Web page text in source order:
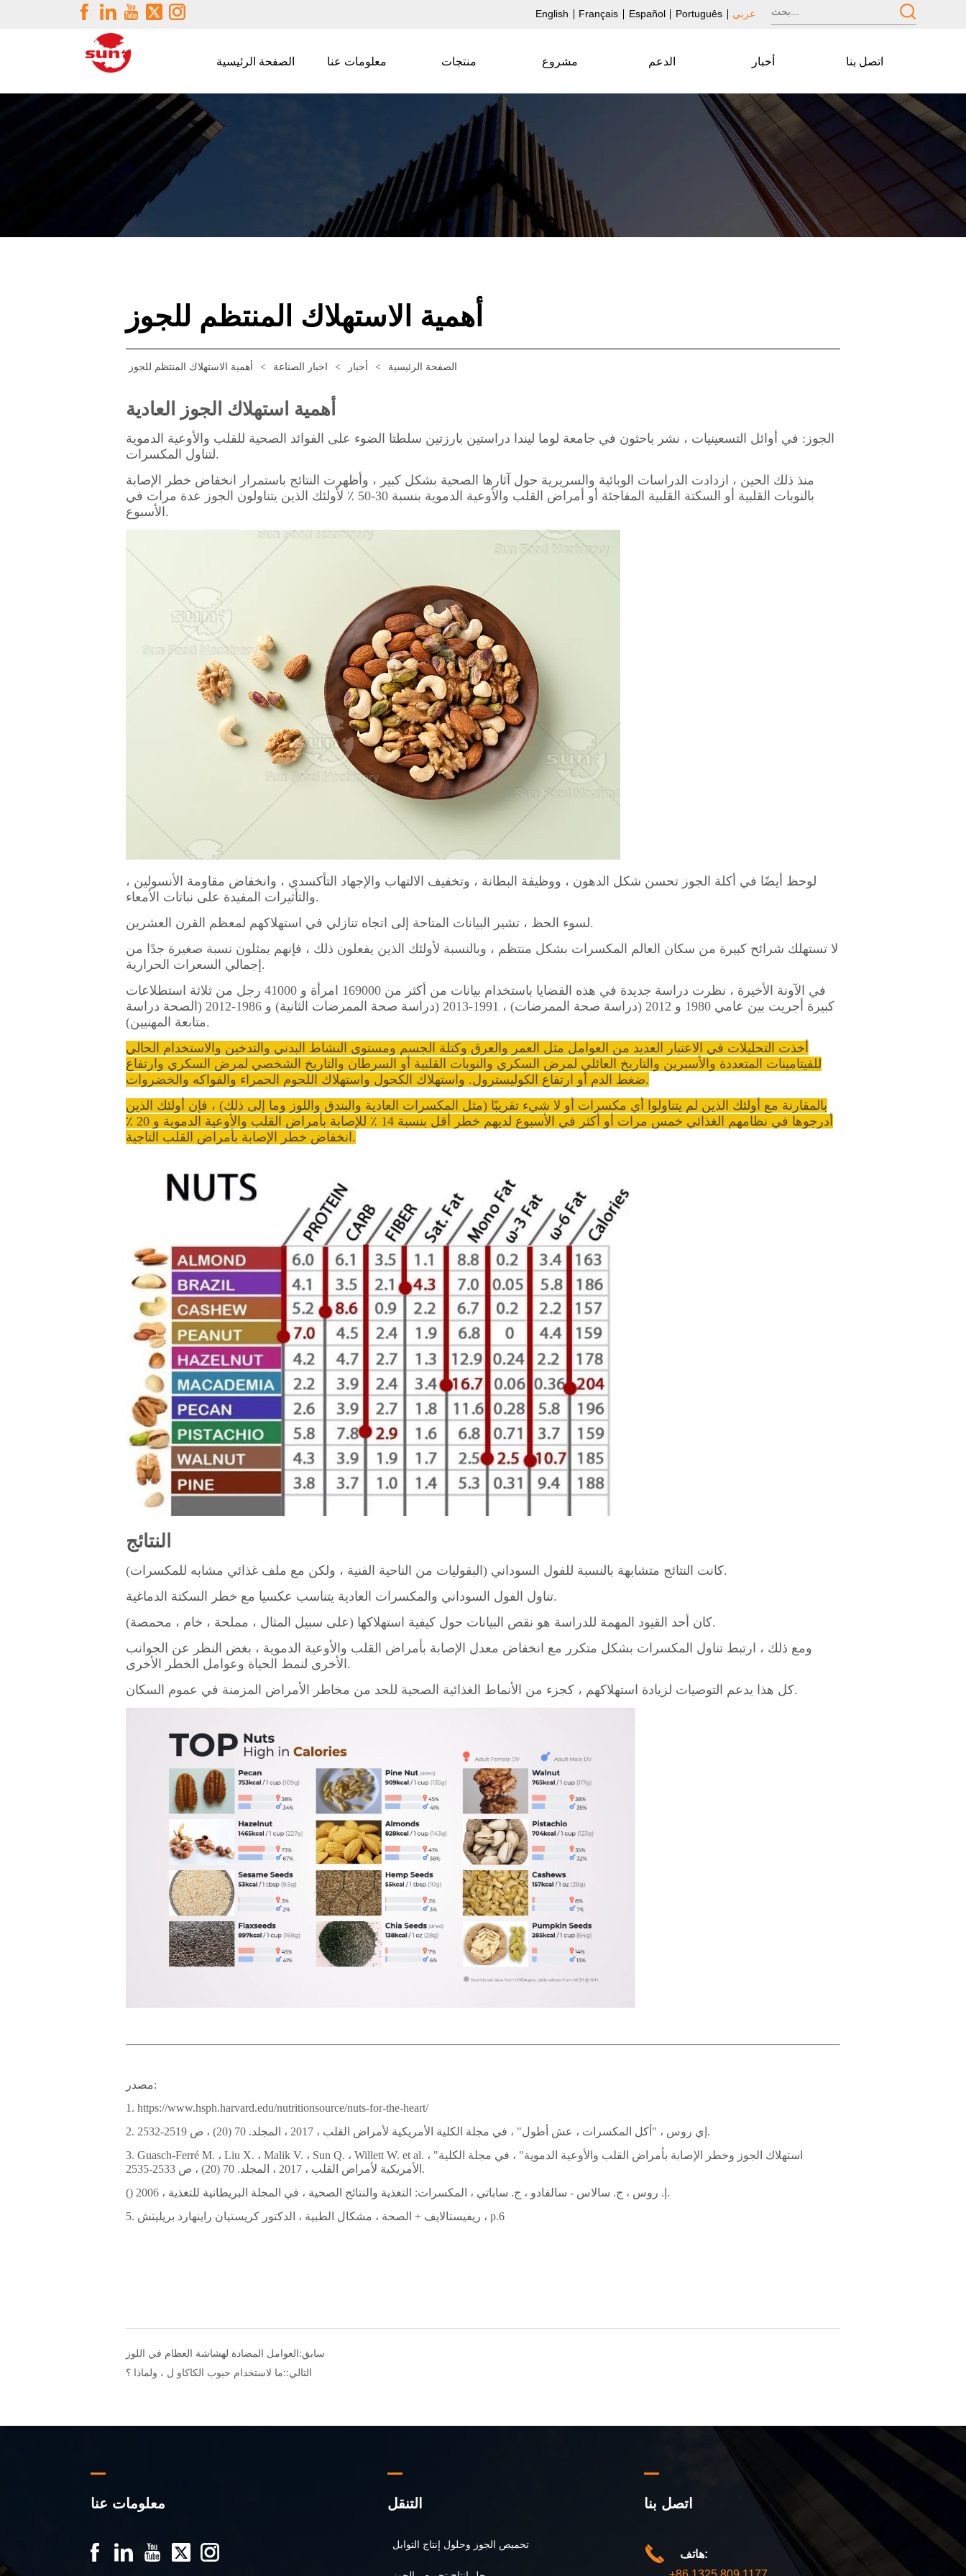
English Français Español Português عربي
الصفحة الرئيسية معلومات عنا منتجات مشروع الدعم أخبار اتصل بنا
أهمية الاستهلاك المنتظم للجوز
الصفحة الرئيسية > أخبار > اخبار الصناعة > أهمية الاستهلاك المنتظم للجوز
سابق:العوامل المضادة لهشاشة العظام في اللوز
التالي::ما لاستخدام حبوب الكاكاو ل ، ولماذا ؟
معلومات عنا التنقل
تحميص الجوز وحلول إنتاج التوابل
اتصل بنا
هاتف: